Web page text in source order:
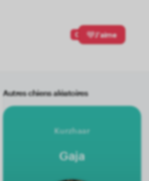
0 J'aime
Autres chiens aléatoires
Kurzhaar
Gaja